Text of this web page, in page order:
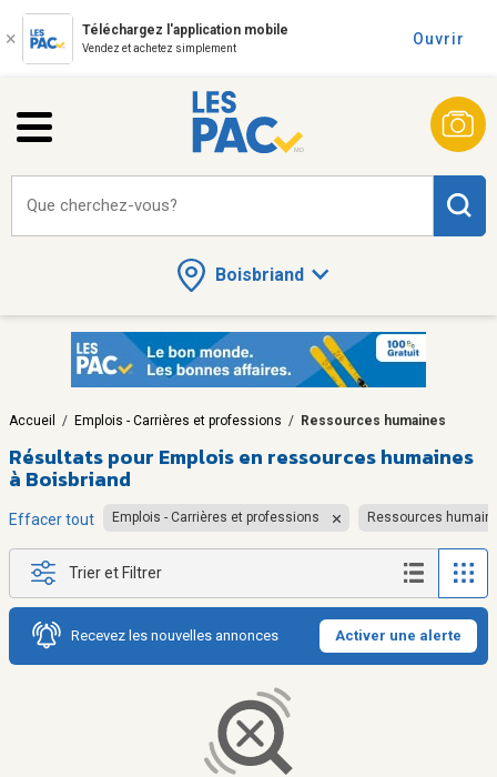
Téléchargez l'application mobile
Vendez et achetez simplement
Ouvrir
Boisbriand
Que cherchez-vous?
Accueil / Emplois - Carrières et professions / Ressources humaines
Résultats pour Emplois en ressources humaines
à Boisbriand
Effacer tout Emplois - Carrières et professions Ressources
Trier et Filtrer
Recevez les nouvelles annonces Activer une alerte